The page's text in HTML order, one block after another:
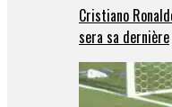
Cristiano
sera sa dernière